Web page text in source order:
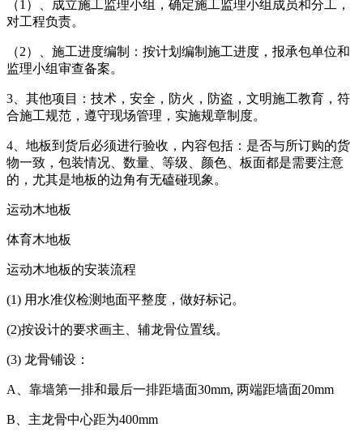
（1）、成立施工监理小组，确定施工监理小组成员和分工，
对工程负责。
（2）、施工进度编制：按计划编制施工进度，报承包单位和
监理小组审查备案。
3、其他项目：技术，安全，防火，防盗，文明施工教育，符
合施工规范，遵守现场管理，实施规章制度。
4、地板到货后必须进行验收，内容包括：是否与所订购的货
物一致，包装情况、数量、等级、颜色、板面都是需要注意
的，尤其是地板的边角有无磕碰现象。
运动木地板
体育木地板
运动木地板的安装流程
(1) 用水准仪检测地面平整度，做好标记。
(2)按设计的要求画主、辅龙骨位置线。
(3) 龙骨铺设：
A、靠墙第一排和最后一排距墙面30mm, 两端距墙面20mm
B、主龙骨中心距为400mm